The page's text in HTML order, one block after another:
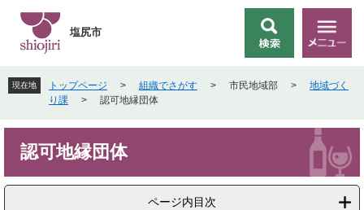
先
頭
す
を
飛
し
文
索
メ
ニ
ー
塩尻市
現在地 トップページ > 組織でさがす > 市民地域部 >
地域づく
り課
> 認可地縁団体
認可地縁団体
ページ内目次